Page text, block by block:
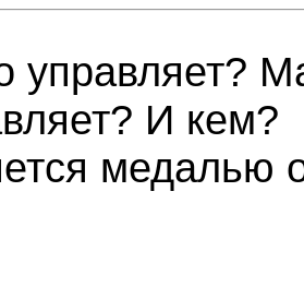
управляет?
И кем?
медалью